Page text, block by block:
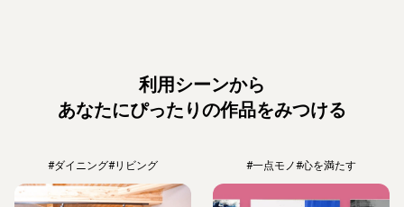
利用シーンから
あなたにぴったりの作品をみつける
#ダイニング#リビング #一点モノ#心を満たす